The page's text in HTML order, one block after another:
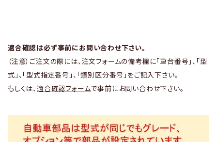
適合確認は必ず事前にお問い合わせ下さい。
（注意）ご注文の際には、注文フォームの備考欄に「車台番号」、「型
式」、「型式指定番号」、「類別区分番号」をご記入下さい。
もしくは、 適合確認フォームで事前にお問い合わせ下さい。